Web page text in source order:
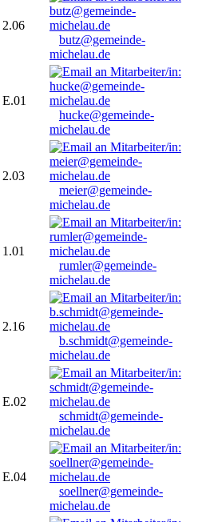
2.06
butz@gemeinde-
michelau.de
E.01
hucke@gemeinde-
michelau.de
2.03
meier@gemeinde-
michelau.de
1.01
rumler@gemeinde-
michelau.de
2.16
b.schmidt@gemeinde-
michelau.de
E.02
schmidt@gemeinde-
michelau.de
E.04
soellner@gemeinde-
michelau.de